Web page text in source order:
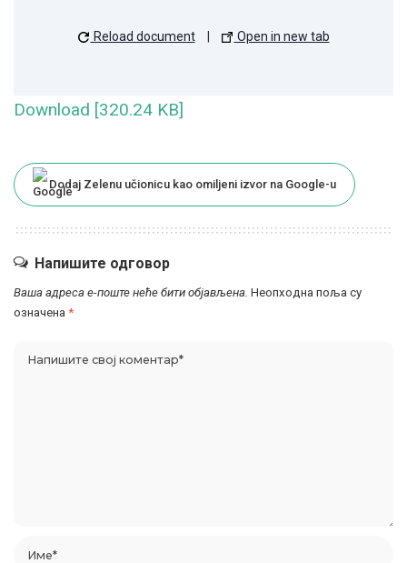
Reload document Open in new tab
Download [320.24 KB]
Dodaj Zelenu učionicu kao omiljeni izvor na Google-u
Напишите одговор
Ваша адреса е-поште неће бити објављена. Неопходна поља су
означена *